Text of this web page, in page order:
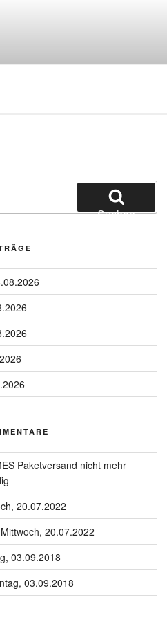
Suchen
Paketversand nicht mehr
20.07.2022
Mittwoch, 20.07.2022
03.09.2018
03.09.2018